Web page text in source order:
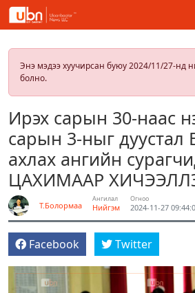
Энэ мэдээ хуучирсан буюу 2024/11/27-нд
болно.
Ирэх сарын 30-наас
сарын 3-ныг дуустал
ахлах ангийн
ЦАХИМААР
Т.Болормаа
Ангилал
Нийгэм
Огноо
2024-11-27
Facebook Twitter